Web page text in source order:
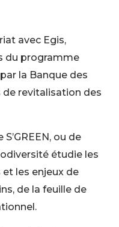
avec Egis,
du programme
la Banque des
de revitalisation des
ou de
étudie les
les enjeux de
de la feuille de